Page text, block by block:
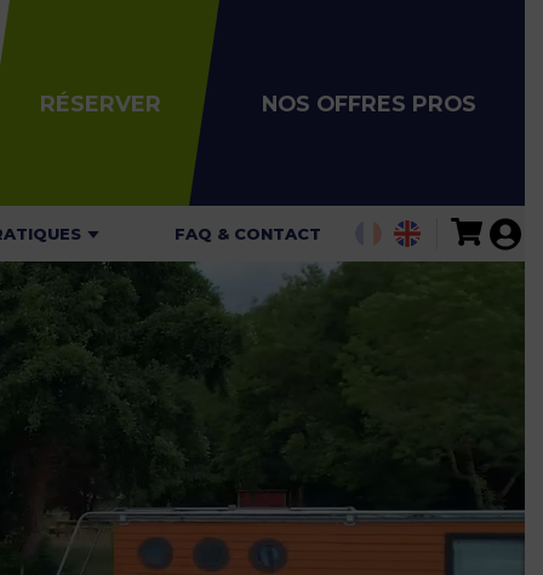
RÉSERVER NOS OFFRES PROS
DE
DE SÉCURITÉ
FAQ & CONTACT